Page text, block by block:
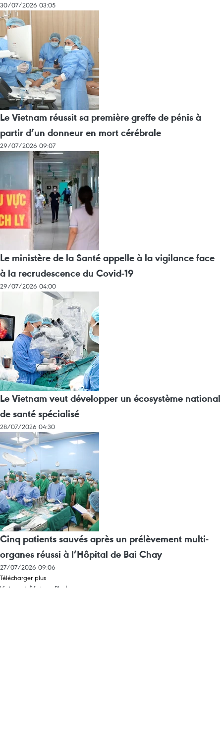
30/07/2026 03:05
Le Vietnam réussit sa première greffe de pénis à
partir d’un donneur en mort cérébrale
29/07/2026 09:07
Le ministère de la Santé appelle à la vigilance face
à la recrudescence du Covid-19
29/07/2026 04:00
Le Vietnam veut développer un écosystème national
de santé spécialisé
28/07/2026 04:30
Cinq patients sauvés après un prélèvement multi-
organes réussi à l’Hôpital de Bai Chay
27/07/2026 09:06
Télécharger plus
Vietnam+ (VietnamPlus)